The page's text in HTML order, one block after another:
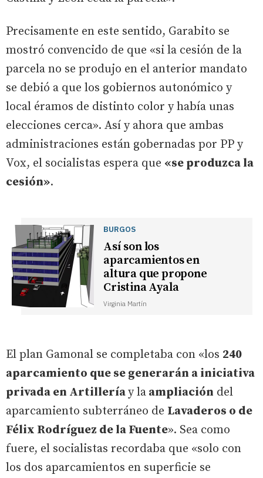
Precisamente en este sentido, Garabito se
mostró convencido de que «si la cesión de la
parcela no se produjo en el anterior mandato
se debió a que los gobiernos autonómico y
local éramos de distinto color y había unas
elecciones cerca». Así y ahora que ambas
administraciones están gobernadas por PP y
Vox, el socialistas espera que «se produzca la
cesión».
BURGOS
Así son los
aparcamientos en
altura que propone
Cristina Ayala
Virginia Martín
El plan Gamonal se completaba con «los 240
aparcamiento que se generarán a iniciativa
privada en Artilleríay la ampliación del
aparcamiento subterráneo de Lavaderos o de
Félix Rodríguez de la Fuente». Sea como
fuere, el socialistas recordaba que «solo con
los dos aparcamientos en superficie se